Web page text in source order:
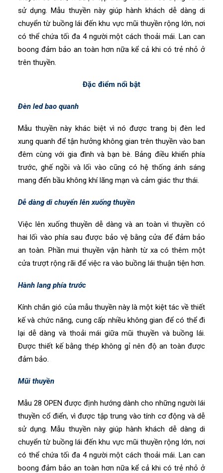
sử dụng. Mẫu thuyền này giúp hành khách dễ dàng di
chuyển từ buồng lái đến khu vực mũi thuyền rộng lớn, nơi
có thể chứa tối đa 4 người một cách thoải mái. Lan can
boong đảm bảo an toàn hơn nữa kể cả khi có trẻ nhỏ ở
trên thuyền.
Đặc điểm nổi bật
Đèn led bao quanh
Mẫu thuyền này khác biệt vì nó được trang bị đèn led
xung quanh để tận hưởng không gian trên thuyền vào ban
đêm cùng với gia đình và bạn bè. Bảng điều khiển phía
trước, ghế ngồi và lối vào cũng có hệ thống ánh sáng
mang đến bầu không khí lãng mạn và cảm giác thư thái.
Dễ dàng di chuyển lên xuống thuyền
Việc lên xuống thuyền dễ dàng và an toàn vì thuyền có
hai lối vào phía sau được bảo vệ bằng cửa để đảm bảo
an toàn. Phần mui thuyền vận hành từ xa có thêm một
cửa trượt rộng rãi để việc ra vào buồng lái thuận tiện hơn.
Hành lang phía trước
Kính chắn gió của mẫu thuyền này là một kiệt tác về thiết
kế và chức năng, cung cấp nhiều không gian để có thể đi
lại dễ dàng và thoải mái giữa mũi thuyền và buồng lái.
Được thiết kế bằng thép không gỉ nên độ an toàn được
đảm bảo.
Mũi thuyền
Mẫu 28 OPEN được định hướng dành cho những người lái
thuyền cổ điển, vì được tập trung vào tính cơ động và dễ
sử dụng. Mẫu thuyền này giúp hành khách dễ dàng di
chuyển từ buồng lái đến khu vực mũi thuyền rộng lớn, nơi
có thể chứa tối đa 4 người một cách thoải mái. Lan can
boong đảm bảo an toàn hơn nữa kể cả khi có trẻ nhỏ ở